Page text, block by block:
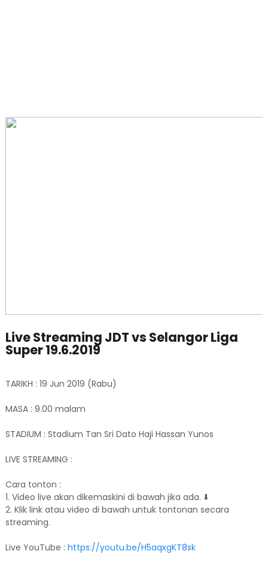
Live Streaming JDT vs Selangor Liga
Super 19.6.2019
TARIKH : 19 Jun 2019 (Rabu)
MASA : 9.00 malam
STADIUM : Stadium Tan Sri Dato Haji Hassan Yunos
LIVE STREAMING :
Cara tonton :
1. Video live akan dikemaskini di bawah jika ada. ⬇️
2. Klik link atau video di bawah untuk tontonan secara
streaming.
Live YouTube : https://youtu.be/H5aqxgKT8sk